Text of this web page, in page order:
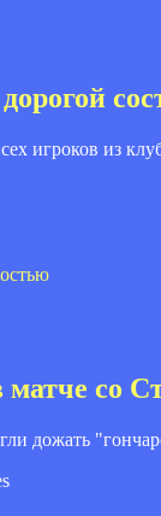
игроков из
матче со
дожать